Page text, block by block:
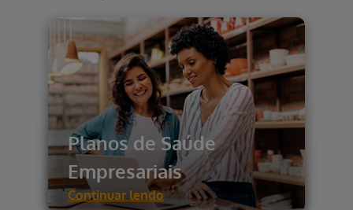
Planos de Saúde
Empresariais
Continuar lendo